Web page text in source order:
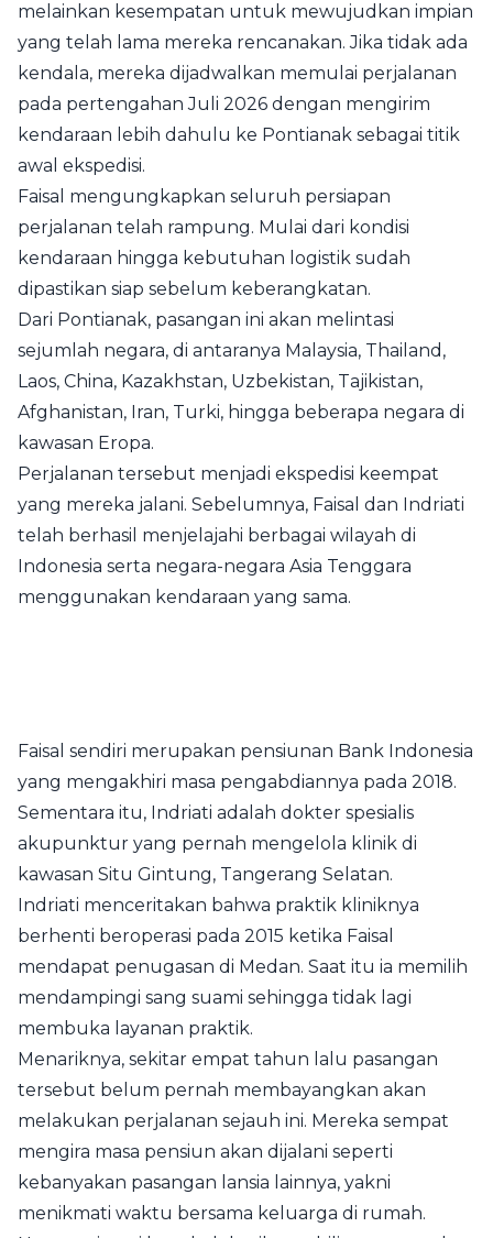
melainkan kesempatan untuk mewujudkan impian
yang telah lama mereka rencanakan. Jika tidak ada
kendala, mereka dijadwalkan memulai perjalanan
pada pertengahan Juli 2026 dengan mengirim
kendaraan lebih dahulu ke Pontianak sebagai titik
awal ekspedisi.
Faisal mengungkapkan seluruh persiapan
perjalanan telah rampung. Mulai dari kondisi
kendaraan hingga kebutuhan logistik sudah
dipastikan siap sebelum keberangkatan.
Dari Pontianak, pasangan ini akan melintasi
sejumlah negara, di antaranya Malaysia, Thailand,
Laos, China, Kazakhstan, Uzbekistan, Tajikistan,
Afghanistan, Iran, Turki, hingga beberapa negara di
kawasan Eropa.
Perjalanan tersebut menjadi ekspedisi keempat
yang mereka jalani. Sebelumnya, Faisal dan Indriati
telah berhasil menjelajahi berbagai wilayah di
Indonesia serta negara-negara Asia Tenggara
menggunakan kendaraan yang sama.
Faisal sendiri merupakan pensiunan Bank Indonesia
yang mengakhiri masa pengabdiannya pada 2018.
Sementara itu, Indriati adalah dokter spesialis
akupunktur yang pernah mengelola klinik di
kawasan Situ Gintung, Tangerang Selatan.
Indriati menceritakan bahwa praktik kliniknya
berhenti beroperasi pada 2015 ketika Faisal
mendapat penugasan di Medan. Saat itu ia memilih
mendampingi sang suami sehingga tidak lagi
membuka layanan praktik.
Menariknya, sekitar empat tahun lalu pasangan
tersebut belum pernah membayangkan akan
melakukan perjalanan sejauh ini. Mereka sempat
mengira masa pensiun akan dijalani seperti
kebanyakan pasangan lansia lainnya, yakni
menikmati waktu bersama keluarga di rumah.